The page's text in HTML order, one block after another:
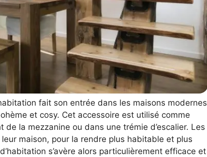
fait son entrée dans les maisons modernes
et cosy. Cet accessoire est utilisé comme
la mezzanine ou dans une trémie d’escalier. Les
maison, pour la rendre plus habitable et plus
s’avère alors particulièrement efficace et